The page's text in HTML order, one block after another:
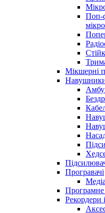
Поп-
Мікшерні
Навушники
Програвачі
Програмне
Рекордери